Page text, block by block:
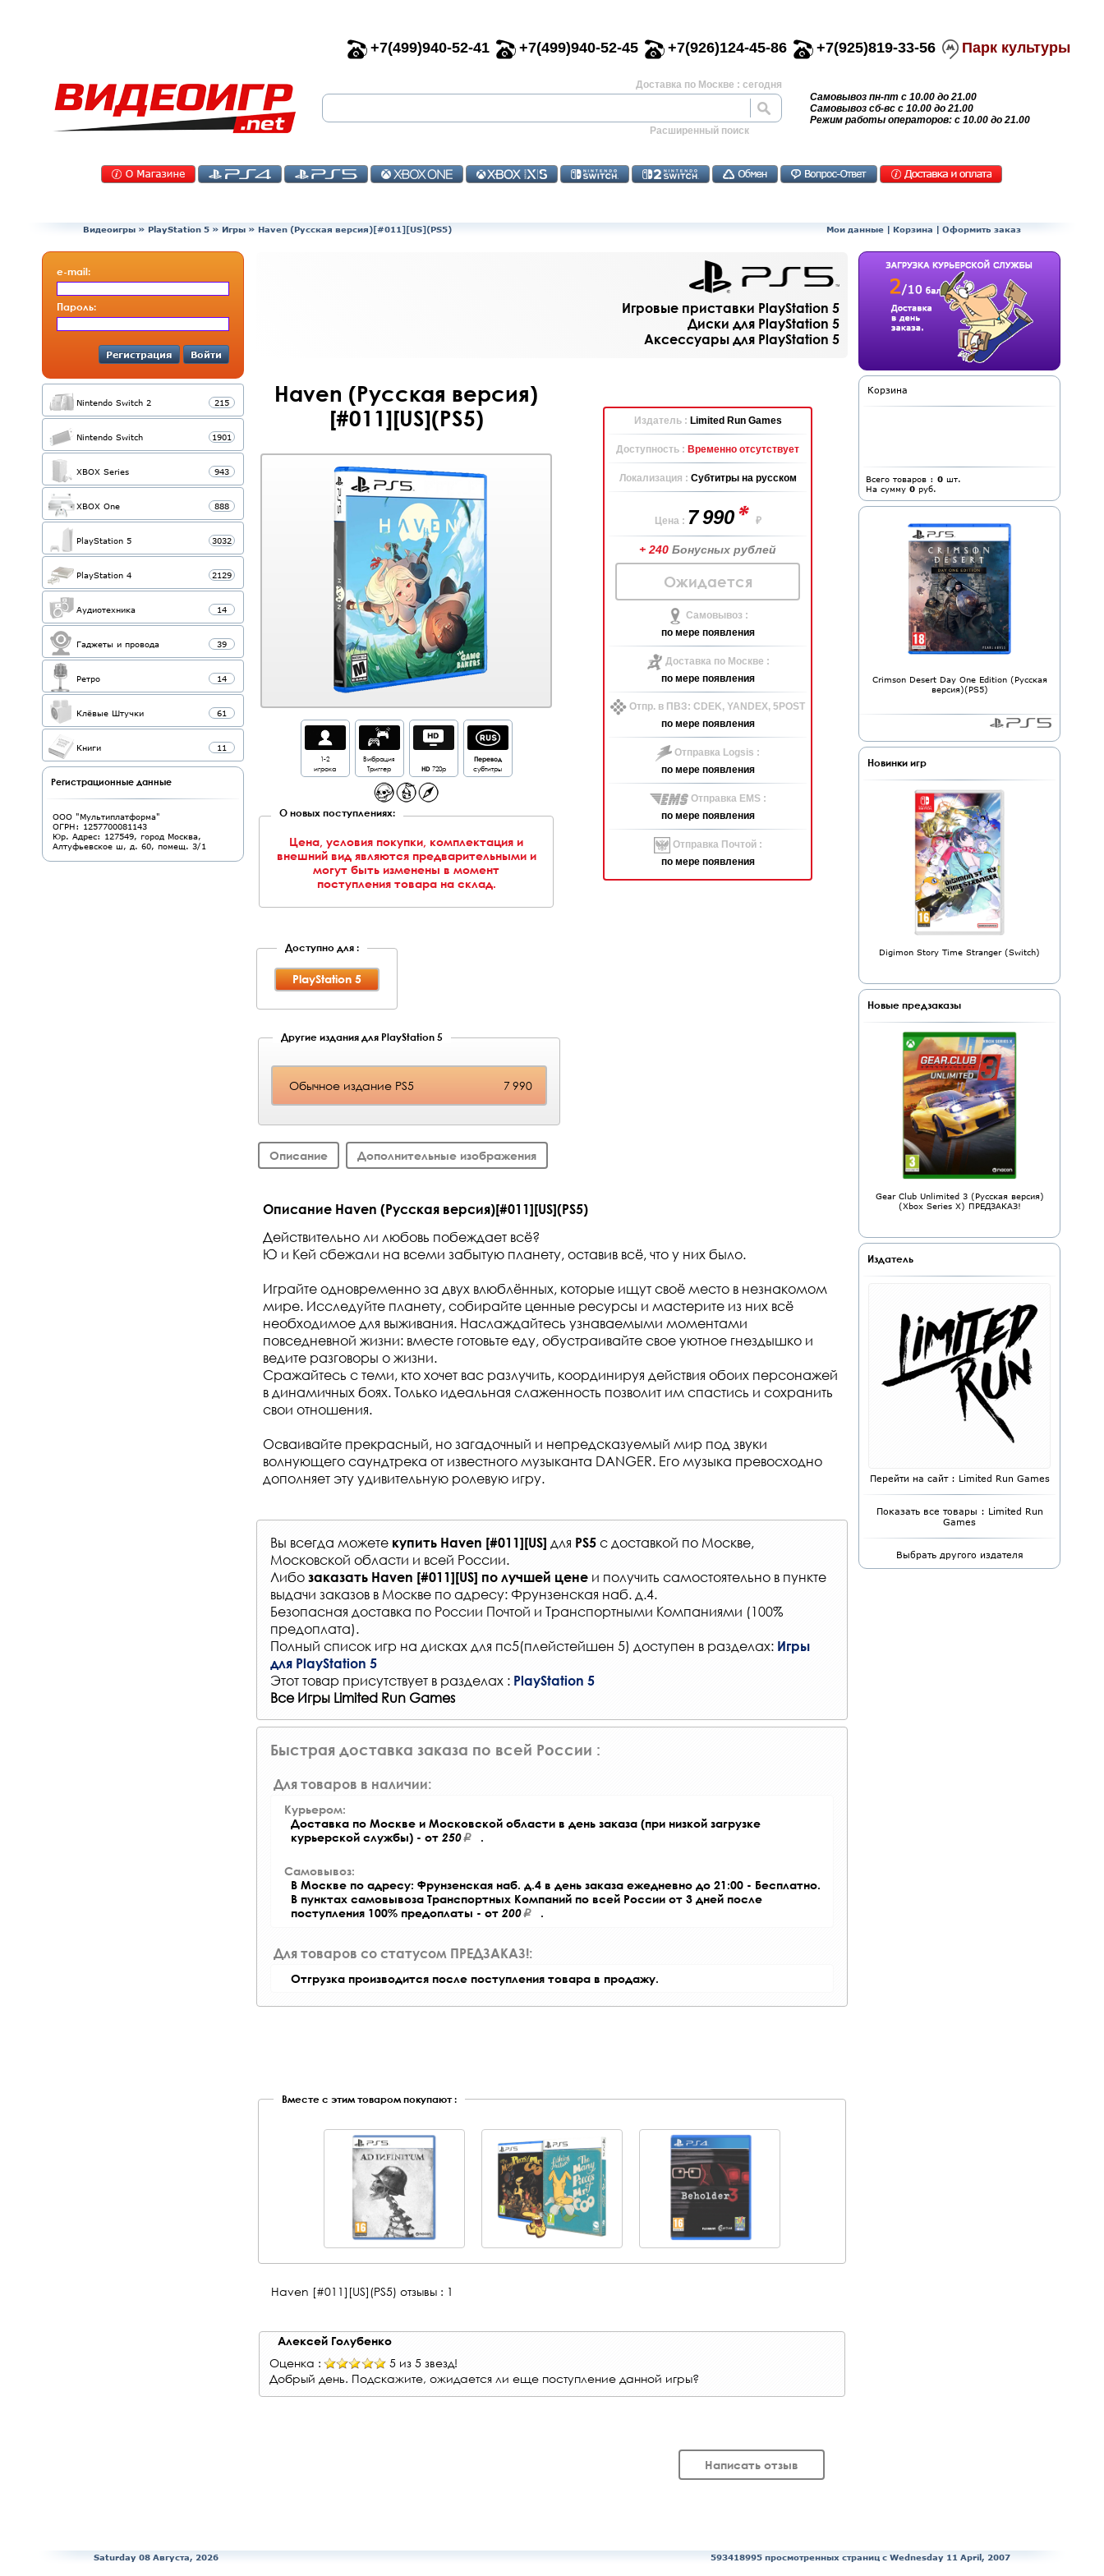
+7(499)940-52-41 +7(499)940-52-45 +7(926)124-45-86 +7(925)819-33-56 Парк культуры
Доставка по Москве : сегодня
Расширенный поиск
Самовывоз пн-пт с 10.00 до 21.00
Самовывоз сб-вс с 10.00 до 21.00
Режим работы операторов: с 10.00 до 21.00
Видеоигры » PlayStation 5 » Игры » Haven (Русская версия)[#011][US](PS5) Мои данные | Корзина | Оформить заказ
e-mail:
Пароль:
Регистрация Войти
Nintendo Switch 2 215
Nintendo Switch 1901
XBOX Series 943
XBOX One 888
PlayStation 5 3032
PlayStation 4 2129
Аудиотехника 14
Гаджеты и провода 39
Ретро 14
Клёвые Штучки 61
Книги 11
Регистрационные данные
ООО "Мультиплатформа"
ОГРН: 1257700081143
Юр. Адрес: 127549, город Москва,
Алтуфьевское ш, д. 60, помещ. 3/1
Игровые приставки PlayStation 5
Диски для PlayStation 5
Аксессуары для PlayStation 5
Haven (Русская версия)
[#011][US](PS5)
1-2
игрока
Вибрация
Триггер
HD720p
Перевод
субтитры
О новых поступлениях:
Цена, условия покупки, комплектация и
внешний вид являются предварительными и
могут быть изменены в момент
поступления товара на склад.
Издатель : Limited Run Games
Доступность : Временно отсутствует
Локализация : Субтитры на русском
Цена : 7 990* ₽
+ 240 Бонусных рублей
Ожидается
Самовывоз :
по мере появления
Доставка по Москве :
по мере появления
Отпр. в ПВЗ: CDEK, YANDEX, 5POST
по мере появления
Отправка Logsis :
по мере появления
Отправка EMS :
по мере появления
Отправка Почтой :
по мере появления
Доступно для :
PlayStation 5
Другие издания для PlayStation 5
Обычное издание PS5 7 990
Описание Дополнительные изображения
Описание Haven (Русская версия)[#011][US](PS5)
Действительно ли любовь побеждает всё?
Ю и Кей сбежали на всеми забытую планету, оставив всё, что у них было.
Играйте одновременно за двух влюблённых, которые ищут своё место в незнакомом
мире. Исследуйте планету, собирайте ценные ресурсы и мастерите из них всё
необходимое для выживания. Наслаждайтесь узнаваемыми моментами
повседневной жизни: вместе готовьте еду, обустраивайте свое уютное гнездышко и
ведите разговоры о жизни.
Сражайтесь с теми, кто хочет вас разлучить, координируя действия обоих персонажей
в динамичных боях. Только идеальная слаженность позволит им спастись и сохранить
свои отношения.
Осваивайте прекрасный, но загадочный и непредсказуемый мир под звуки
волнующего саундтрека от известного музыканта DANGER. Его музыка превосходно
дополняет эту удивительную ролевую игру.
Вы всегда можете купить Haven [#011][US] для PS5 с доставкой по Москве,
Московской области и всей России.
Либо заказать Haven [#011][US] по лучшей цене и получить самостоятельно в пункте
выдачи заказов в Москве по адресу: Фрунзенская наб. д.4.
Безопасная доставка по России Почтой и Транспортными Компаниями (100%
предоплата).
Полный список игр на дисках для пс5(плейстейшен 5) доступен в разделах: Игры
для PlayStation 5
Этот товар присутствует в разделах : PlayStation 5
Все Игры Limited Run Games
Быстрая доставка заказа по всей России :
Для товаров в наличии:
Курьером:
Доставка по Москве и Московской области в день заказа (при низкой загрузке
курьерской службы) - от 250 .
Самовывоз:
В Москве по адресу: Фрунзенская наб. д.4 в день заказа ежедневно до 21:00 - Бесплатно.
В пунктах самовывоза Транспортных Компаний по всей России от 3 дней после
поступления 100% предоплаты - от 200 .
Для товаров со статусом ПРЕДЗАКАЗ!:
Отгрузка производится после поступления товара в продажу.
Вместе с этим товаром покупают :
Haven [#011][US](PS5) отзывы : 1
Алексей Голубенко
Оценка :
5 из 5 звезд!
Добрый день. Подскажите, ожидается ли еще поступление данной игры?
Написать отзыв
Корзина
Всего товаров : 0 шт.
На сумму 0 руб.
Crimson Desert Day One Edition (Русская
версия)(PS5)
Новинки игр
Digimon Story Time Stranger (Switch)
Новые предзаказы
Gear Club Unlimited 3 (Русская версия)
(Xbox Series X) ПРЕДЗАКАЗ!
Издатель
Перейти на сайт : Limited Run Games
Показать все товары : Limited Run
Games
Выбрать другого издателя
Saturday 08 Августа, 2026 593418995 просмотренных страниц c Wednesday 11 April, 2007